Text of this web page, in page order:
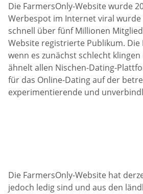
Die FarmersOnly-Website wurde
Werbespot im Internet viral
schnell über fünf Millionen
Website registrierte Publikum.
wenn es zunächst schlecht
ähnelt allen Nischen-Dating-
für das Online-Dating auf der
experimentierende und
Die FarmersOnly-Website hat
jedoch ledig sind und aus den